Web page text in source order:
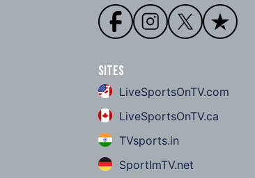
Sites
LiveSportsOnTV.com
LiveSportsOnTV.ca
TVsports.in
SportImTV.net